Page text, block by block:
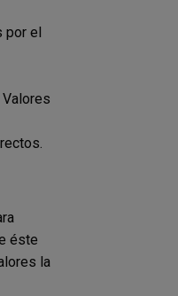
por el
éste
la